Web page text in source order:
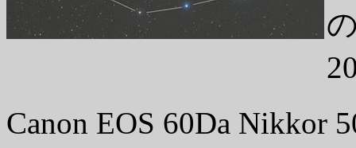
Canon EOS 60Da Nikkor